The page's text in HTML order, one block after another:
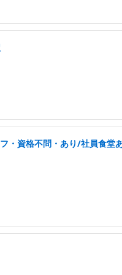
・資格不問・あり/社員食堂